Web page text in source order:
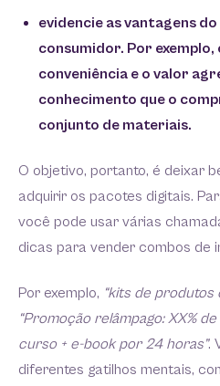
evidencie as vantagens
consumidor. Por
conveniência e o valor
conhecimento que o
conjunto de materiais.
O objetivo, portanto, é deixar
adquirir os pacotes digitais.
você pode usar várias
dicas para vender combos de
Por exemplo, “kits de produtos
“Promoção relâmpago: XX%
curso + e-book por 24 horas”.
diferentes gatilhos mentais,